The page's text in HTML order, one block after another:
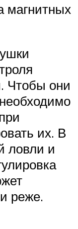
магнитных
Чтобы они
их. В
ловли и
реже.